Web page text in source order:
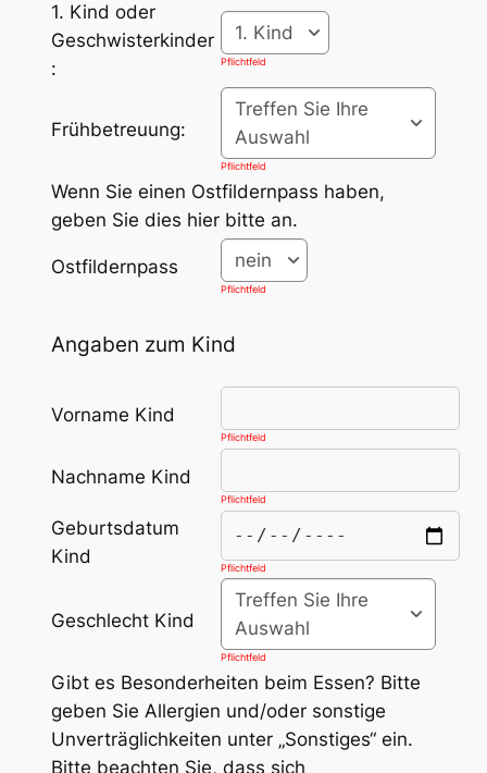
1. Kind oder
Geschwisterkinder
:
1. Kind
Pflichtfeld
Frühbetreuung:
Treffen Sie Ihre
Auswahl
Pflichtfeld
Wenn Sie einen Ostfildernpass haben,
geben Sie dies hier bitte an.
Ostfildernpass nein
Pflichtfeld
Angaben zum Kind
Vorname Kind
Pflichtfeld
Nachname Kind
Pflichtfeld
Geburtsdatum
Kind
Pflichtfeld
Geschlecht Kind
Treffen Sie Ihre
Auswahl
Pflichtfeld
Gibt es Besonderheiten beim Essen? Bitte
geben Sie Allergien und/oder sonstige
Unverträglichkeiten unter „Sonstiges“ ein.
Bitte beachten Sie, dass sich